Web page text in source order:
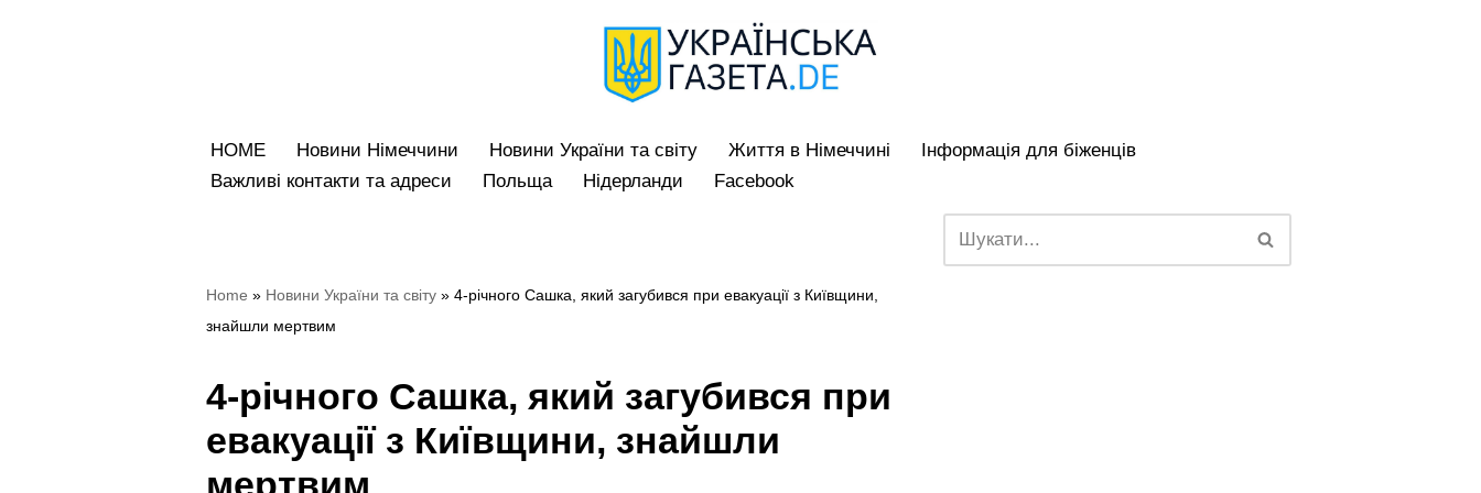
HOME
Новини Німеччини Hовини України та світу Життя в Німеччині
Iнформація для біженців
Bажливі контакти та адреси
Польща Нідерланди Facebook
Home » Hовини України та світу » 4-річного Сашка, який загубився при евакуації з Київщини,
знайшли мертвим
4-річного Сашка, який загубився при
евакуації з Київщини, знайшли
мертвим